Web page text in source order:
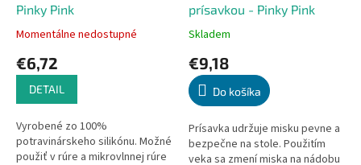
Pinky Pink
Priemerné
produktu
5
hviezdičiek.
Momentálne nedostupné
€6,72
DETAIL
Vyrobené zo 100%
potravinárskeho silikónu. Možné
použiť v rúre a mikrovlnnej rúre
prísavkou - Pinky Pink
Priemerné
produktu
je
5,0
5
hviezdičiek.
Skladem
€9,18
Do košíka
Prísavka udržuje misku pevne a
bezpečne na stole. Použitím
veka sa zmení miska na nádobu